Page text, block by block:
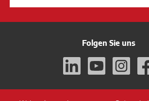
Folgen Sie uns